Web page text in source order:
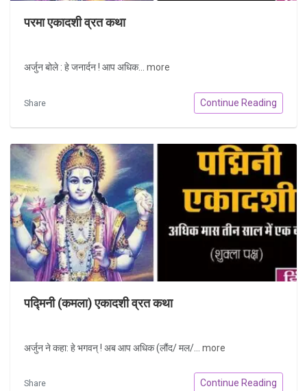
परमा एकादशी व्रत कथा
अर्जुन बोले : हे जनार्दन ! आप अधिक... more
Share Continue Reading
पद्मिनी (कमला) एकादशी व्रत कथा
अर्जुन ने कहा: हे भगवन् ! अब आप अधिक (लौंद/ मल/... more
Share Continue Reading